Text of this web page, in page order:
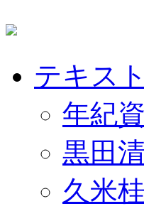
テキスト
年紀
黒田
久米